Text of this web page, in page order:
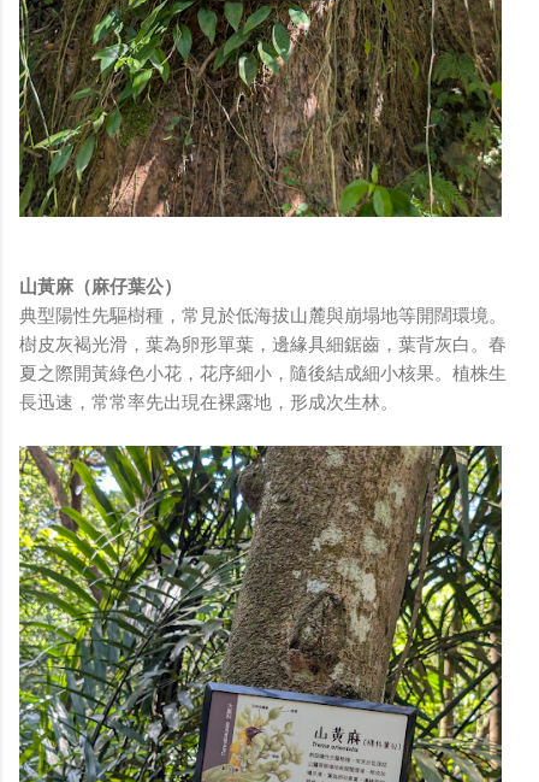
山黃麻（麻仔葉公）
典型陽性先驅樹種，常見於低海拔山麓與崩塌地等開闊環境。
樹皮灰褐光滑，葉為卵形單葉，邊緣具細鋸齒，葉背灰白。春
夏之際開黃綠色小花，花序細小，隨後結成細小核果。植株生
長迅速，常常率先出現在裸露地，形成次生林。